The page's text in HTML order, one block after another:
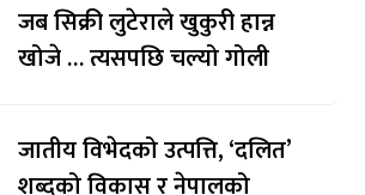
जब सिक्री लुटेराले खुकुरी हान्न
खोजे … त्यसपछि चल्यो गोली
जातीय विभेदको उत्पत्ति, ‘दलित’
शब्दको विकास र नेपालको